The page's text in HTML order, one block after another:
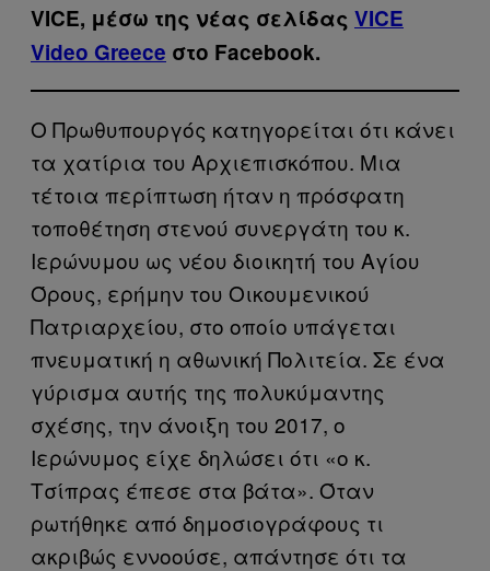
VICE, μέσω της νέας σελίδας VICE
Video Greece στο Facebook.
Ο Πρωθυπουργός κατηγορείται ότι κάνει
τα χατίρια του Αρχιεπισκόπου. Μια
τέτοια περίπτωση ήταν η πρόσφατη
τοποθέτηση στενού συνεργάτη του κ.
Ιερώνυμου ως νέου διοικητή του Αγίου
Όρους, ερήμην του Οικουμενικού
Πατριαρχείου, στο οποίο υπάγεται
πνευματική η αθωνική Πολιτεία. Σε ένα
γύρισμα αυτής της πολυκύμαντης
σχέσης, την άνοιξη του 2017, ο
Ιερώνυμος είχε δηλώσει ότι «ο κ.
Τσίπρας έπεσε στα βάτα». Όταν
ρωτήθηκε από δημοσιογράφους τι
ακριβώς εννοούσε, απάντησε ότι τα